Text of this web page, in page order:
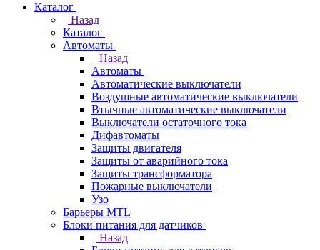
Каталог
Назад
Каталог
Автоматы
Назад
Автоматы
Автоматические выключатели
Воздушные автоматические выключатели
Втычные автоматические выключатели
Выключатели остаточного тока
Дифавтоматы
Защиты двигателя
Защиты от аварийного тока
Защиты трансформатора
Пожарные выключатели
Узо
Барьеры MTL
Блоки питания для датчиков
Назад